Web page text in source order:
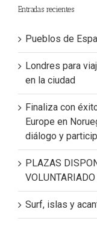
Entradas recientes
Pueblos de
Londres para
en la ciudad
Finaliza con
Europe en
diálogo y
PLAZAS
Surf, islas y